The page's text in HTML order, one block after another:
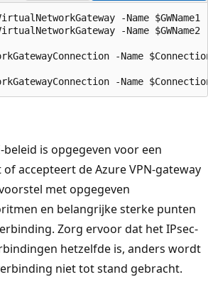
-Name $GWName1
-Name $GWName2
-Name
beleid is opgegeven voor een
accepteert de Azure VPN-gateway
met opgegeven
en belangrijke sterke punten
Zorg ervoor dat het IPsec-
hetzelfde is, anders wordt
niet tot stand gebracht.